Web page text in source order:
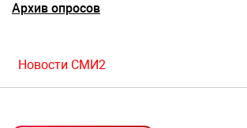
Архив опросов
Новости СМИ2